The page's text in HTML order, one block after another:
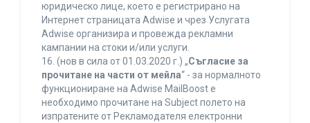
юридическо лице, което е регистрирано на
Интернет страницата Adwise и чрез Услугата
Adwise организира и провежда рекламни
кампании на стоки и/или услуги.
16. (нов в сила от 01.03.2020 г.) „Съгласие за
прочитане на части от мейла“ - за нормалното
функциониране на Adwise MailBoost е
необходимо прочитане на Subject полето на
изпратените от Рекламодателя електронни